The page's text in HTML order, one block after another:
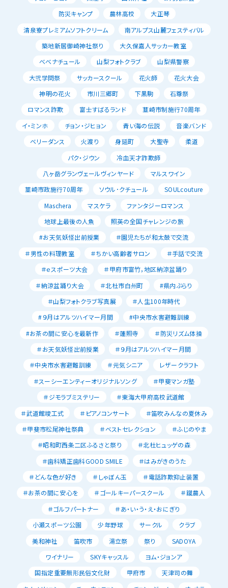
防災キャンプ
農林高校
大正琴
清泉寮プレミアムソフトクリーム
南アルプス山麓フェスティバル
築地新居御崎神社祭り
大久保嘉人サッカー教室
べべナチュール
山梨フォトクラブ
山梨県警察
大弐学問祭
サッカースクール 花火師
花火大会
神明の花火
市川三郷町 下黒駒
石尊祭
ロマンス詐欺
富士すばるランド
韮崎市制施行70周年
イ・ミンホ
チョン・ジヒョン 青い海の伝説
音楽バンド
ベリーダンス
火渡り 身延町 大聖寺
柔道
パク・ジウン
冷血天才詐欺師
八ヶ岳グランヴェールヴィンヤード
マルスワイン
韮崎市政施行70周年
ソウル･クチュール
SOULcouture
Maschera
マスケラ
ファンタジーロマンス
地球上最後の人魚
照英の全国チャレンジの旅
#お天気妖怪出前授業
＃園児たちが和太鼓で交流
＃男性の料理教室
＃ちかい高齢者サロン
＃手話で交流
＃ｅスポーツ大会
＃甲府市富竹，地区納涼盆踊り
＃納涼盆踊り大会
＃北杜市白州町
#県内ぶらり
＃山梨フォトクラブ写真展
＃人生100年時代
#９月はアルツハイマー月間
#中央市水害避難訓練
#お茶の間に安心を最新作
＃蓮照寺
＃防災リズム体操
＃お天気妖怪出前授業
＃９月はアルツハイマー月間
＃中央市水害避難訓練
＃元気シニア
レザークラフト
＃スーシーエンティーオリジナルソング
＃甲斐マンガ塾
＃ジモラブミステリー
＃東海大甲府高校武道館
＃武道館竣工式
＃ピアノコンサート
＃笛吹みんなの夏休み
＃甲斐市松尾神社祭典
＃ベストセレクション
＃ふじのやま
＃昭和町西条二区ふるさと祭り
＃北杜ヒュッゲの森
＃歯科矯正歯科GOOD SMILE
＃はみがきのうた
＃どんな色が好き
＃しゃぼん玉
＃電話詐欺抑止装置
＃お茶の間に安心を
＃ゴールキーパースクール
＃蹴農人
＃ゴルフパートナー
＃あ・い・う・え・おにぎり
小瀬スポーツ公園
少年野球 サークル
クラブ
美和神社
笛吹市 湯立祭 祭り
SADOYA
ワイナリー
SKYキャッスル
ヨム・ジョンア
国指定重要無形民俗文化財
甲府市
天津司の舞